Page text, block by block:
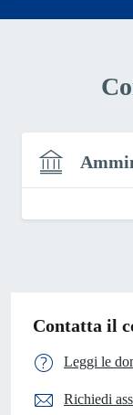
Contatta il
Leggi le
Richiedi